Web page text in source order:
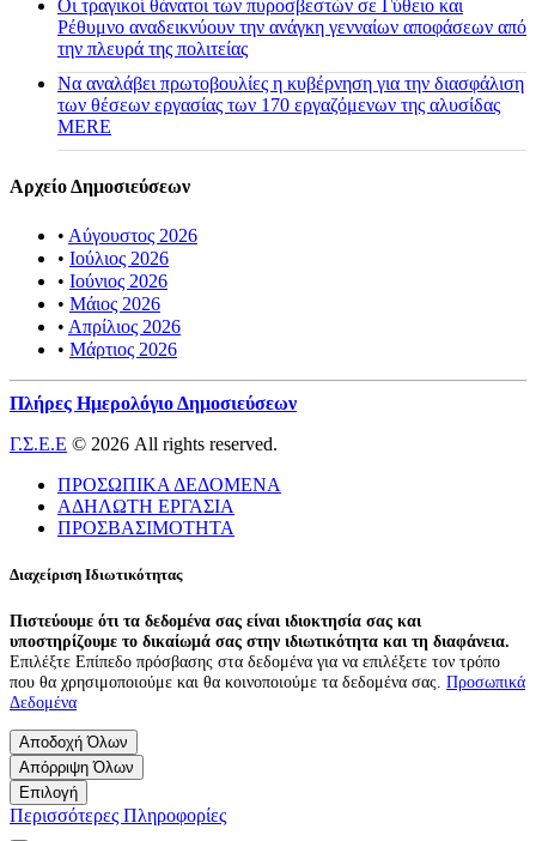
Οι τραγικοί θάνατοι των πυροσβεστών σε Γύθειο και
Ρέθυμνο αναδεικνύουν την ανάγκη γενναίων αποφάσεων από
την πλευρά της πολιτείας
Να αναλάβει πρωτοβουλίες η κυβέρνηση για την διασφάλιση
των θέσεων εργασίας των 170 εργαζόμενων της αλυσίδας
MERE
Αρχείο Δημοσιεύσεων
• Αύγουστος 2026
• Ιούλιος 2026
• Ιούνιος 2026
• Μάιος 2026
• Απρίλιος 2026
• Μάρτιος 2026
Πλήρες Ημερολόγιο Δημοσιεύσεων
Γ.Σ.Ε.Ε © 2026 All rights reserved.
ΠΡΟΣΩΠΙΚΑ ΔΕΔΟΜΕΝΑ
ΑΔΗΛΩΤΗ ΕΡΓΑΣΙΑ
ΠΡΟΣΒΑΣΙΜΟΤΗΤΑ
Διαχείριση Ιδιωτικότητας
Πιστεύουμε ότι τα δεδομένα σας είναι ιδιοκτησία σας και
υποστηρίζουμε το δικαίωμά σας στην ιδιωτικότητα και τη διαφάνεια.
Επιλέξτε Επίπεδο πρόσβασης στα δεδομένα για να επιλέξετε τον τρόπο
που θα χρησιμοποιούμε και θα κοινοποιούμε τα δεδομένα σας. Προσωπικά
Δεδομένα
Αποδοχή Όλων
Απόρριψη Όλων
Επιλογή
Περισσότερες Πληροφορίες